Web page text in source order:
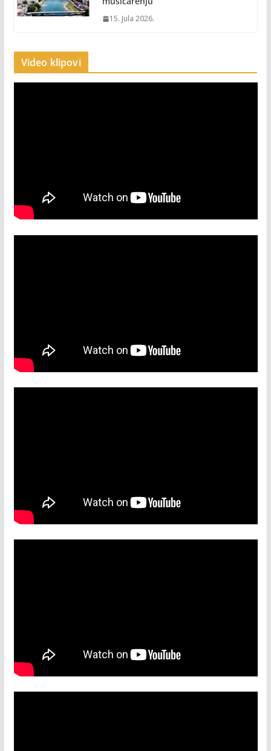
15. Jula 2026.
Video klipovi